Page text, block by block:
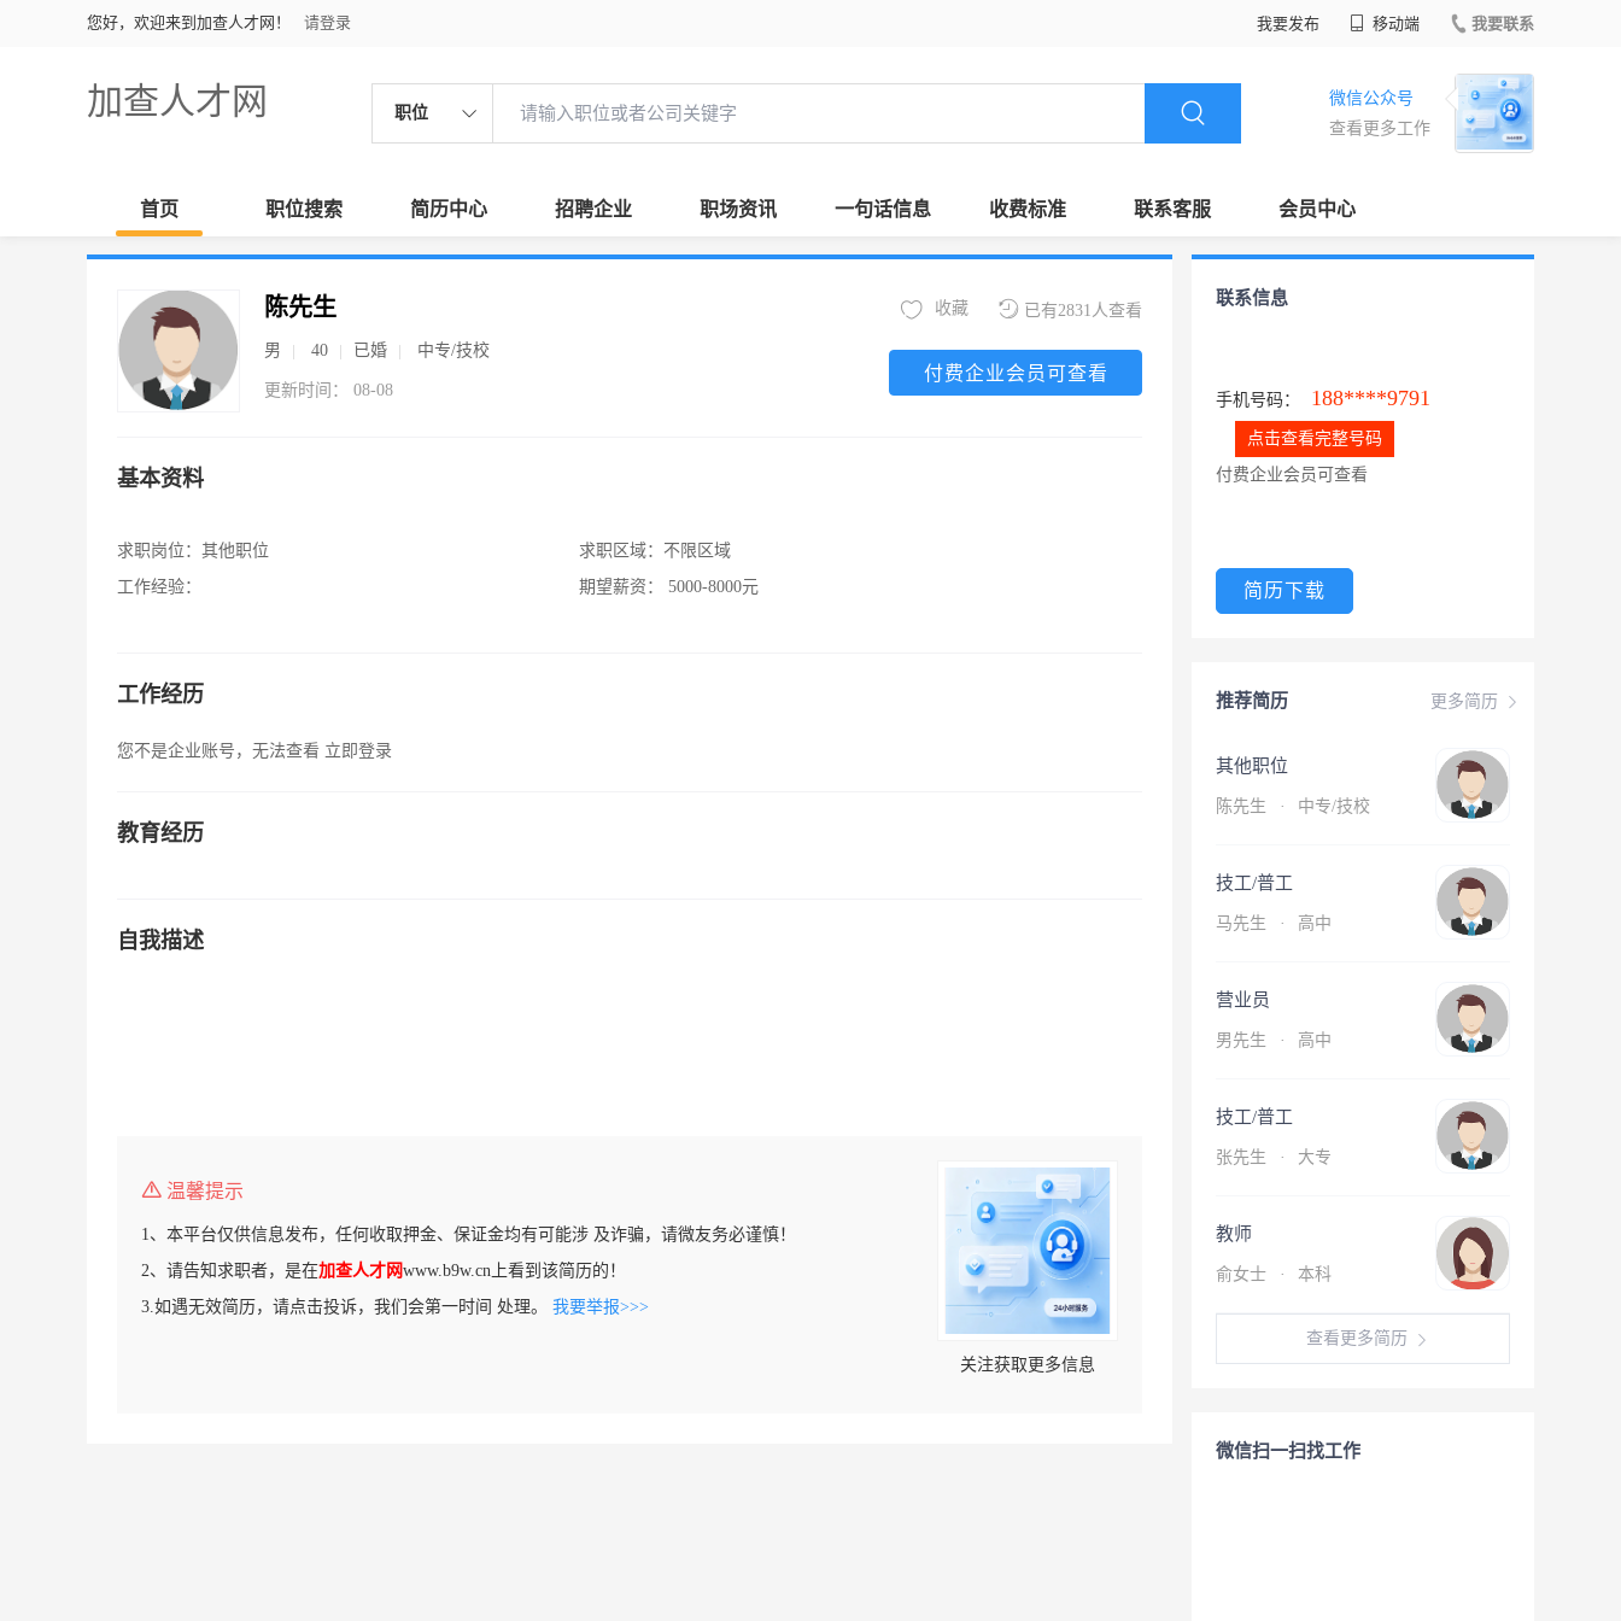
您好，欢迎来到加查人才网！ 请登录 我要发布 移动端 我要联系
加查人才网 职位
微信公众号
查看更多工作
首页 职位搜索 简历中心 招聘企业 职场资讯 一句话信息 收费标准 联系客服 会员中心
陈先生
男 40 已婚 中专/技校
更新时间： 08-08
已有2831人查看
收藏
付费企业会员可查看
基本资料
求职岗位： 其他职位
工作经验：
求职区域： 不限区域
期望薪资：
5000-8000元
工作经历
您不是企业账号，无法查看 立即登录
教育经历
自我描述
温馨提示
1、本平台仅供信息发布，任何收取押金、保证金均有可能涉 及诈骗，请微友务必谨慎！
2、请告知求职者，是在加查人才网www.b9w.cn上看到该简历的！
3.如遇无效简历，请点击投诉，我们会第一时间 处理。 我要举报>>>
关注获取更多信息
联系信息
手机号码： 188****9791
点击查看完整号码
付费企业会员可查看
简历下载
更多简历
推荐简历
其他职位
陈先生 · 中专/技校
技工/普工
马先生 · 高中
营业员
男先生 · 高中
技工/普工
张先生 · 大专
教师
俞女士 · 本科
查看更多简历
微信扫一扫找工作